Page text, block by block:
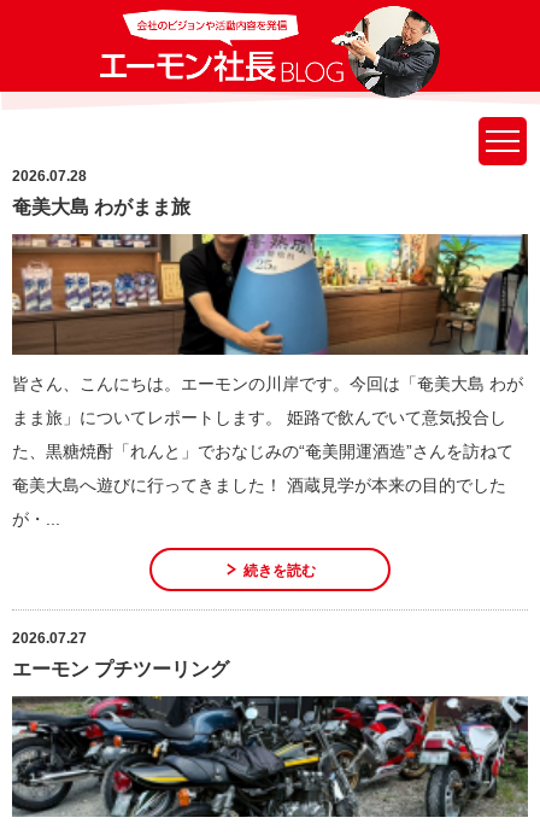
2026.07.28
奄美大島 わがまま旅
皆さん、こんにちは。エーモンの川岸です。今回は「奄美大島 わが
まま旅」についてレポートします。 姫路で飲んでいて意気投合し
た、黒糖焼酎「れんと」でおなじみの“奄美開運酒造”さんを訪ねて
奄美大島へ遊びに行ってきました！ 酒蔵見学が本来の目的でした
が・...
続きを読む
2026.07.27
エーモン プチツーリング